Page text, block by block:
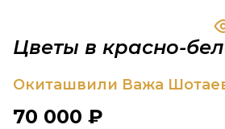
Цветы в красно-
Окиташвили Важа
70 000 ₽